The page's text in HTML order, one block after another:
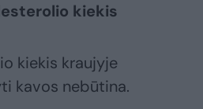
kiekis
kiekis kraujyje
kavos nebūtina.